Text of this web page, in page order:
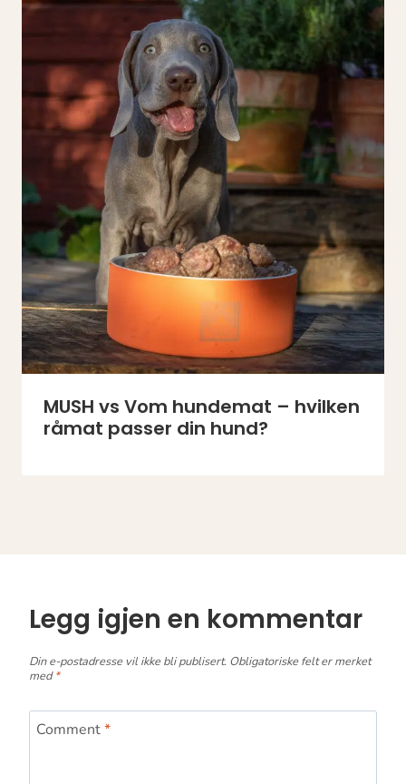
MUSH vs Vom hundemat – hvilken
råmat passer din hund?
Legg igjen en kommentar
Din e-postadresse vil ikke bli publisert. Obligatoriske felt er merket
med*
Comment*